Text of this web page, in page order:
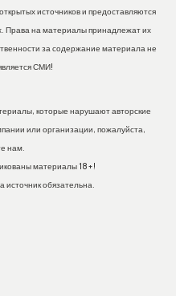
источников и предоставляются
Права на материалы принадлежат их
за содержание материала не
СМИ!
которые нарушают авторские
или организации, пожалуйста,
нам.
материалы 18+!
источник обязательна.